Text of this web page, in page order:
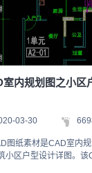
室内规划图之小区
03-30
图纸素材是CAD室内
小区户型设计详图。该